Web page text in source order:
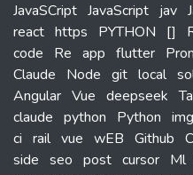
JavaSCript JavaScript jav
react https PYTHON []
code
Re app flutter
Claude
Node git local
Angular Vue deepseek
claude python Python
ci rail vue wEB Github
side seo post cursor Ml